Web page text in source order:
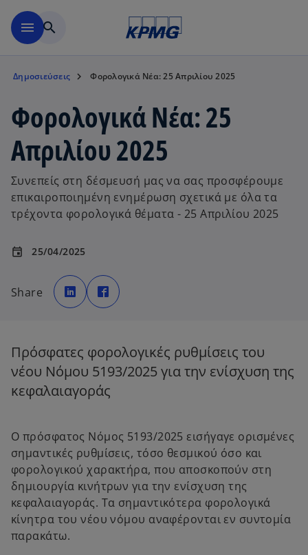
menu search
Δημοσιεύσεις Φορολογικά Νέα: 25 Απριλίου 2025
Φορολογικά Νέα: 25
Απριλίου 2025
Συνεπείς στη δέσμευσή μας να σας προσφέρουμε
επικαιροποιημένη ενημέρωση σχετικά με όλα τα
τρέχοντα φορολογικά θέματα - 25 Απριλίου 2025
event 25/04/2025
Share
o
p
e
n
e
w
t
a
b
p
e
n
e
w
t
a
Πρόσφατες φορολογικές ρυθμίσεις του
νέου Νόμου 5193/2025 για την ενίσχυση της
κεφαλαιαγοράς
Ο πρόσφατος Νόμος 5193/2025 εισήγαγε ορισμένες
σημαντικές ρυθμίσεις, τόσο θεσμικού όσο και
φορολογικού χαρακτήρα, που αποσκοπούν στη
δημιουργία κινήτρων για την ενίσχυση της
κεφαλαιαγοράς. Τα σημαντικότερα φορολογικά
κίνητρα του νέου νόμου αναφέρονται εν συντομία
παρακάτω.